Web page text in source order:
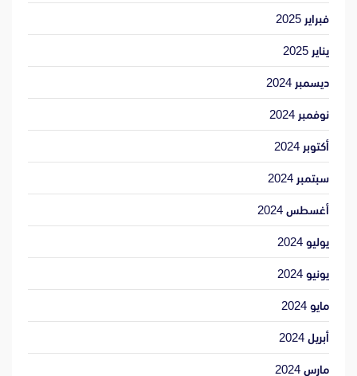
فبراير 2025
يناير 2025
ديسمبر 2024
نوفمبر 2024
أكتوبر 2024
سبتمبر 2024
أغسطس 2024
يوليو 2024
يونيو 2024
مايو 2024
أبريل 2024
مارس 2024